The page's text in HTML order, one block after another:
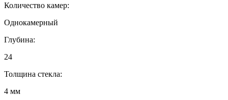
Количество камер:
Однокамерный
Глубина:
24
Толщина стекла:
4 мм